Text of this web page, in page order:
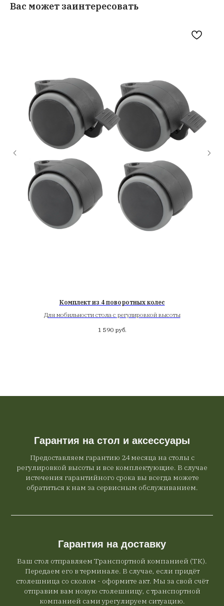
Вас может заинтересовать
Комплект из 4 поворотных колес
Для мобильности стола с регулировкой высоты
1 590 руб.
Гарантия на стол и аксессуары
Предоставляем гарантию 24 месяца на столы с
регулировкой высоты и все комплектующие. В случае
истечения гарантийного срока вы всегда можете
обратиться к нам за сервисным обслуживанием.
Гарантия на доставку
Ваш стол отправляем Транспортной компанией (ТК).
Передаем его в терминале. В случае, если придёт
столешница со сколом - оформите акт. Мы за свой счёт
отправим вам новую столешницу, с транспортной
компанией сами урегулируем ситуацию.